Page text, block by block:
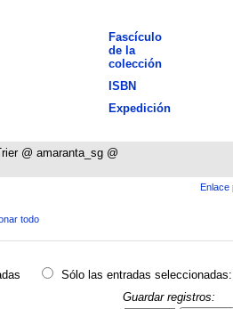
Fascículo
de la
colección
ISBN
Expedición
@ amaranta_sg @
Enlace
todo
Sólo las entradas seleccionadas:
Guardar registros: